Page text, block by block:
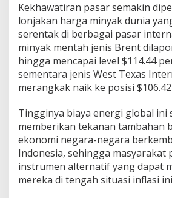
r
o
F
e
e
Kekhawatiran pasar semakin
lonjakan harga minyak dunia
serentak di berbagai pasar
minyak mentah jenis Brent
hingga mencapai level $114.44
sementara jenis West Texas
merangkak naik ke posisi
Tingginya biaya energi global ini
memberikan tekanan tambahan
ekonomi negara-negara
Indonesia, sehingga masyarakat
instrumen alternatif yang dapat
mereka di tengah situasi inflasi